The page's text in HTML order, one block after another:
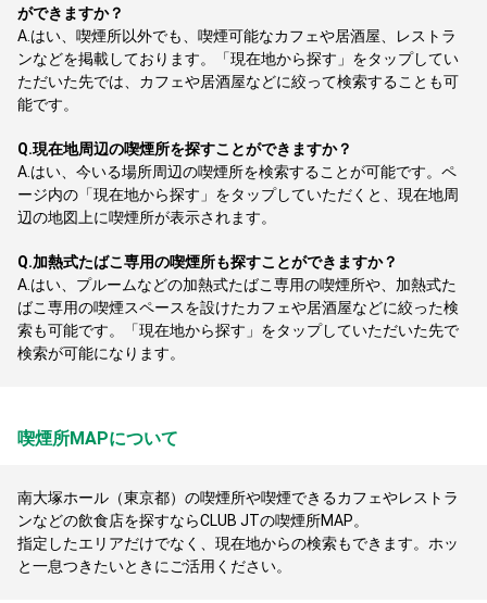
ができますか？
A. はい、喫煙所以外でも、喫煙可能なカフェや居酒屋、レストラ
ンなどを掲載しております。「現在地から探す」をタップしてい
ただいた先では、カフェや居酒屋などに絞って検索することも可
能です。
Q.現在地周辺の喫煙所を探すことができますか？
A. はい、今いる場所周辺の喫煙所を検索することが可能です。ペ
ージ内の「現在地から探す」をタップしていただくと、現在地周
辺の地図上に喫煙所が表示されます。
Q.加熱式たばこ専用の喫煙所も探すことができますか？
A. はい、プルームなどの加熱式たばこ専用の喫煙所や、加熱式た
ばこ専用の喫煙スペースを設けたカフェや居酒屋などに絞った検
索も可能です。「現在地から探す」をタップしていただいた先で
検索が可能になります。
喫煙所MAPについて
南大塚ホール（東京都）の喫煙所や喫煙できるカフェやレストラ
ンなどの飲食店を探すならCLUB JTの喫煙所MAP。
指定したエリアだけでなく、現在地からの検索もできます。ホッ
と一息つきたいときにご活用ください。